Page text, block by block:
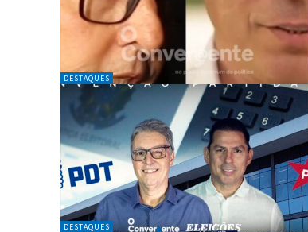
DESTAQUES
DESTAQUES